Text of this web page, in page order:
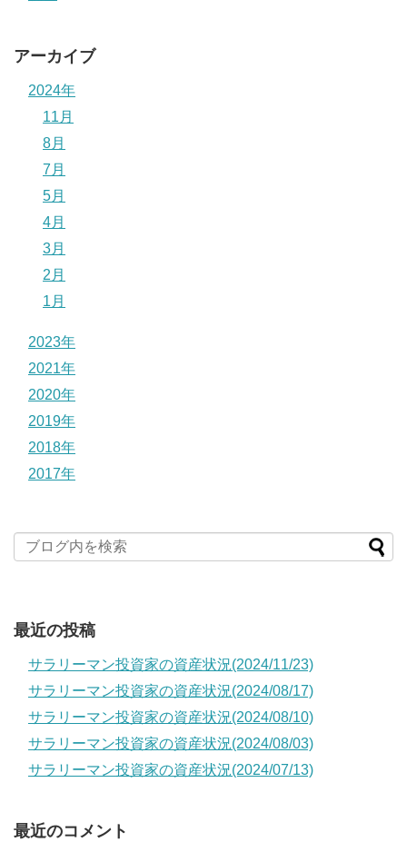
アーカイブ
2024年
11月
8月
7月
5月
4月
3月
2月
1月
2023年
2021年
2020年
2019年
2018年
2017年
最近の投稿
サラリーマン投資家の資産状況(2024/11/23)
サラリーマン投資家の資産状況(2024/08/17)
サラリーマン投資家の資産状況(2024/08/10)
サラリーマン投資家の資産状況(2024/08/03)
サラリーマン投資家の資産状況(2024/07/13)
最近のコメント